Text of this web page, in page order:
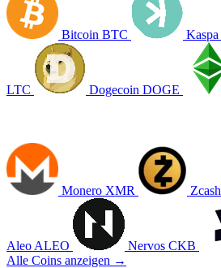
Bitcoin BTC Kaspa
LTC Dogecoin DOGE
Monero XMR Zcash
Aleo ALEO Nervos CKB
Alle Coins anzeigen →